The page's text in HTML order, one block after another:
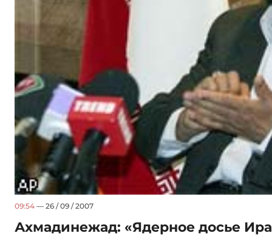
09:54 — 26 / 09 / 2007
Ахмадинежад: «Ядерное досье